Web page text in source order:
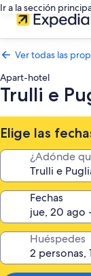
Ir a la sección
Ver todas las
Apart-hotel
Trulli e
Elige las
¿Adónde
Fechas
Huéspedes